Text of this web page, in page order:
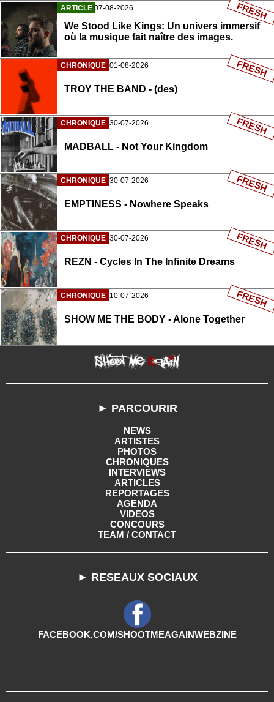
ARTICLE 07-08-2026
We Stood Like Kings: Un univers immersif
où la musique fait naître des images.
FRESH
CHRONIQUE 01-08-2026
TROY THE BAND - (des)
FRESH
CHRONIQUE 30-07-2026
MADBALL - Not Your Kingdom
FRESH
CHRONIQUE 30-07-2026
EMPTINESS - Nowhere Speaks
FRESH
CHRONIQUE 30-07-2026
REZN - Cycles In The Infinite Dreams
FRESH
CHRONIQUE 10-07-2026
SHOW ME THE BODY - Alone Together
FRESH
► PARCOURIR
NEWS
ARTISTES
PHOTOS
CHRONIQUES
INTERVIEWS
ARTICLES
REPORTAGES
AGENDA
VIDEOS
CONCOURS
TEAM / CONTACT
► RESEAUX SOCIAUX
FACEBOOK.COM/SHOOTMEAGAINWEBZINE